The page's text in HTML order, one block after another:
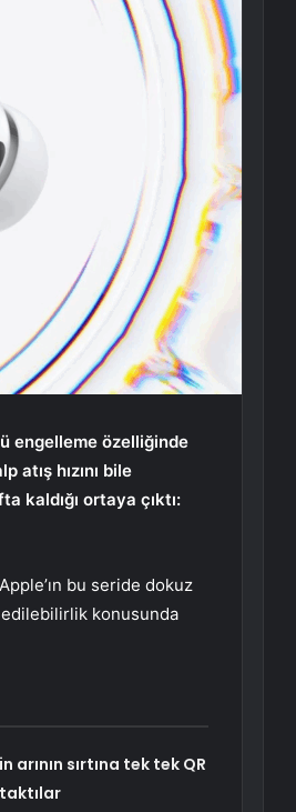
engelleme özelliğinde
atış hızını bile
kaldığı ortaya çıktı:
bu seride dokuz
edilebilirlik konusunda
arının sırtına tek tek QR